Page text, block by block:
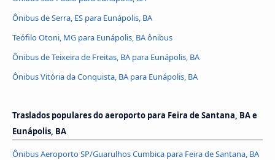
Ônibus de Serra, ES para Eunápolis, BA
Teófilo Otoni, MG para Eunápolis, BA ônibus
Ônibus de Teixeira de Freitas, BA para Eunápolis, BA
Ônibus Vitória da Conquista, BA para Eunápolis, BA
Traslados populares do aeroporto para Feira de Santana, BA e
Eunápolis, BA
Ônibus Aeroporto SP/Guarulhos Cumbica para Feira de Santana, BA